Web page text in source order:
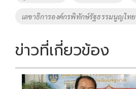
เลขาธิการองค์กรพิทักษ์รัฐธรรมนูญไทย
ข่าวที่เกี่ยวข้อง